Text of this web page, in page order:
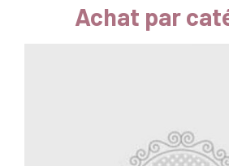
Achat par